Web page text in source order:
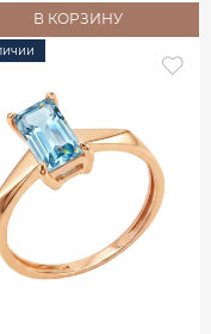
В КОРЗИНУ